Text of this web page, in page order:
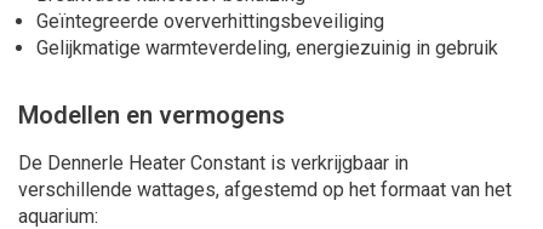
Geïntegreerde oververhittingsbeveiliging
Gelijkmatige warmteverdeling, energiezuinig in gebruik
Modellen en vermogens
De Dennerle Heater Constant is verkrijgbaar in
verschillende wattages, afgestemd op het formaat van het
aquarium: